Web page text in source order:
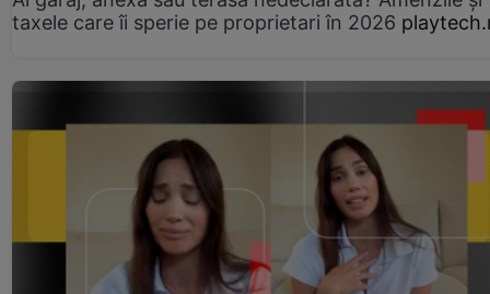
taxele care îi sperie pe proprietari în 2026